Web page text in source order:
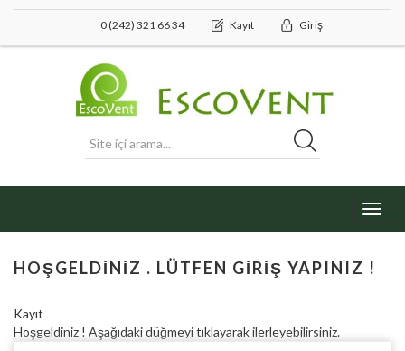
0 (242) 321 66 34 Kayıt Giriş
HOŞGELDINIZ . LÜTFEN GIRIŞ YAPINIZ !
Kayıt
Hoşgeldiniz ! Aşağıdaki düğmeyi tıklayarak ilerleyebilirsiniz.